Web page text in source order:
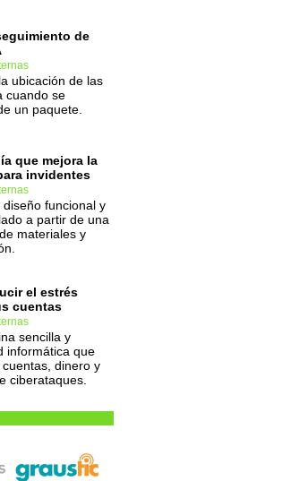
de
ubicación de las
cuando se
un paquete.
que mejora la
invidentes
funcional y
a partir de una
materiales y
el estrés
cuentas
sencilla y
informática que
dinero y
ciberataques.